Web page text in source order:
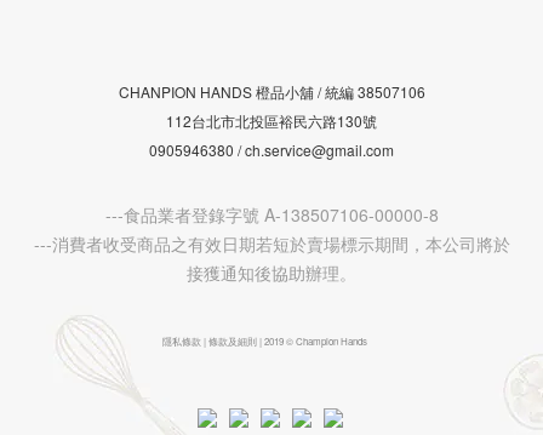
CHANPION HANDS 橙品小舖 /統編38507106
112台北市北投區裕民六路130號
0905946380 / ch.service@gmail.com
---食品業者登錄字號 A-138507106-00000-8
---消費者收受商品之有效日期若短於賣場標示期間，本公司將於
接獲通知後協助辦理。
隱私條款 | 條款及細則 | 2019 © Champion Hands